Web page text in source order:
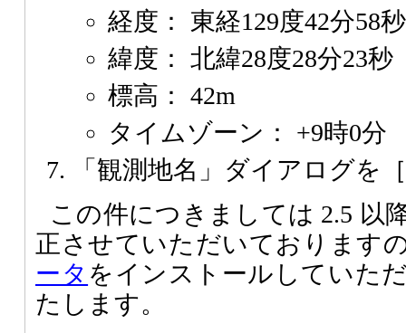
経度： 東経129度42分58秒
緯度： 北緯28度28分23秒
標高： 42m
タイムゾーン： +9時0分
「観測地名」ダイアログを
この件につきましては 2.5 以
正させていただいております
ータ をインストールしていた
たします。